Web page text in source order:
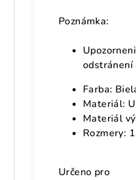
Poznámka:
odstránení
Farba:
Materiál:
Materiál
Rozmery:
Určeno pro